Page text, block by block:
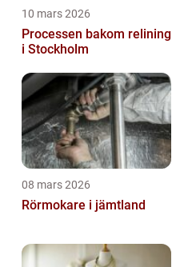
10 mars 2026
Processen bakom relining
i Stockholm
08 mars 2026
Rörmokare i jämtland